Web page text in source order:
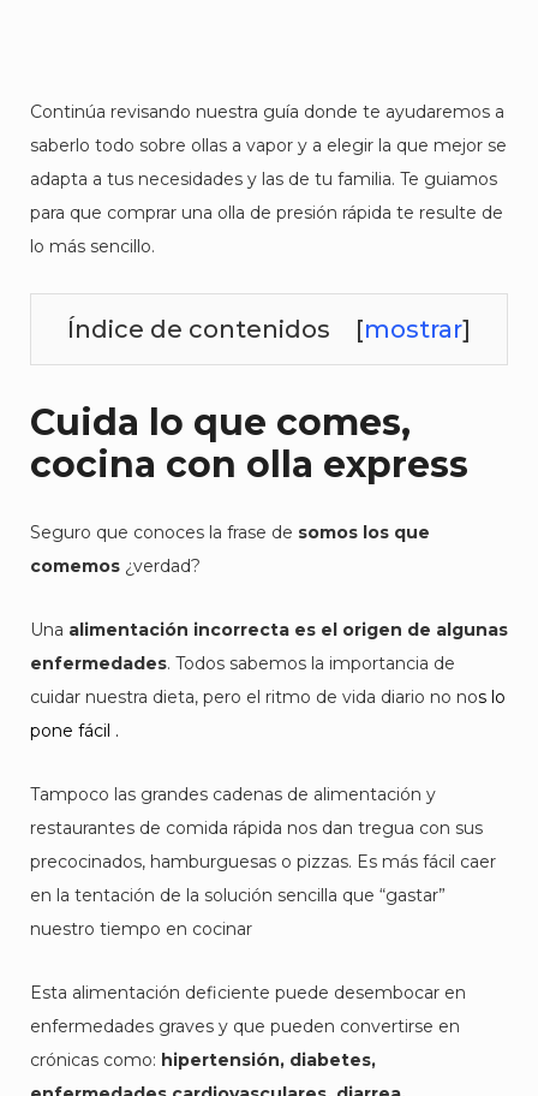
Continúa revisando nuestra guía donde te ayudaremos a
saberlo todo sobre ollas a vapor y a elegir la que mejor se
adapta a tus necesidades y las de tu familia. Te guiamos
para que comprar una olla de presión rápida te resulte de
lo más sencillo.
Índice de contenidos [mostrar]
Cuida lo que comes,
cocina con olla express
Seguro que conoces la frase de somos los que
comemos ¿verdad?
Una alimentación incorrecta es el origen de algunas
enfermedades. Todos sabemos la importancia de
cuidar nuestra dieta, pero el ritmo de vida diario no nos lo
pone fácil .
Tampoco las grandes cadenas de alimentación y
restaurantes de comida rápida nos dan tregua con sus
precocinados, hamburguesas o pizzas. Es más fácil caer
en la tentación de la solución sencilla que “gastar”
nuestro tiempo en cocinar
Esta alimentación deficiente puede desembocar en
enfermedades graves y que pueden convertirse en
crónicas como: hipertensión, diabetes,